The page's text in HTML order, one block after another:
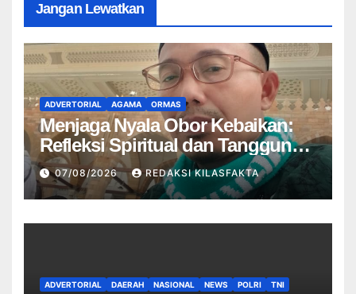
Jangan Lewatkan
ADVERTORIAL AGAMA ORMAS
Menjaga Nyala Obor Kebaikan:
Refleksi Spiritual dan Tanggung
Jawab Moral di Balik Peringatan
Haul
07/08/2026 REDAKSI KILASFAKTA
ADVERTORIAL DAERAH NASIONAL NEWS POLRI TNI